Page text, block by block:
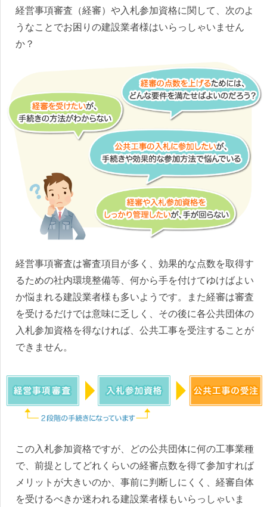
経営事項審査（経審）や入札参加資格に関して、次のよ
うなことでお困りの建設業者様はいらっしゃいません
か？
経営事項審査は審査項目が多く、効果的な点数を取得す
るための社内環境整備等、何から手を付けてゆけばよい
か悩まれる建設業者様も多いようです。また経審は審査
を受けるだけでは意味に乏しく、その後に各公共団体の
入札参加資格を得なければ、公共工事を受注することが
できません。
この入札参加資格ですが、どの公共団体に何の工事業種
で、前提としてどれくらいの経審点数を得て参加すれば
メリットが大きいのか、事前に判断しにくく、経審自体
を受けるべきか迷われる建設業者様もいらっしゃいま